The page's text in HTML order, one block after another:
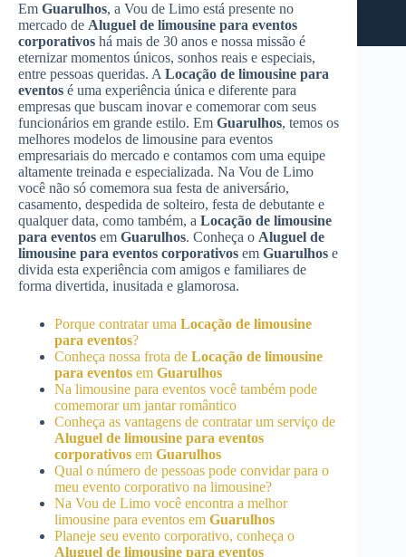
Em Guarulhos, a Vou de Limo está presente no
mercado de Aluguel de limousine para eventos
corporativos há mais de 30 anos e nossa missão é
eternizar momentos únicos, sonhos reais e especiais,
entre pessoas queridas. A Locação de limousine para
eventos é uma experiência única e diferente para
empresas que buscam inovar e comemorar com seus
funcionários em grande estilo. Em Guarulhos, temos os
melhores modelos de limousine para eventos
empresariais do mercado e contamos com uma equipe
altamente treinada e especializada. Na Vou de Limo
você não só comemora sua festa de aniversário,
casamento, despedida de solteiro, festa de debutante e
qualquer data, como também, a Locação de limousine
para eventos em Guarulhos. Conheça o Aluguel de
limousine para eventos corporativos em Guarulhos e
divida esta experiência com amigos e familiares de
forma divertida, inusitada e glamorosa.
Porque contratar uma Locação de limousine
para eventos?
Conheça nossa frota de Locação de limousine
para eventos em Guarulhos
Na limousine para eventos você também pode
comemorar um jantar romântico
Conheça as vantagens de contratar um serviço de
Aluguel de limousine para eventos
corporativos em Guarulhos
Qual o número de pessoas pode convidar para o
meu evento corporativo na limousine?
Na Vou de Limo você encontra a melhor
limousine para eventos em Guarulhos
Planeje seu evento corporativo, conheça o
Aluguel de limousine para eventos